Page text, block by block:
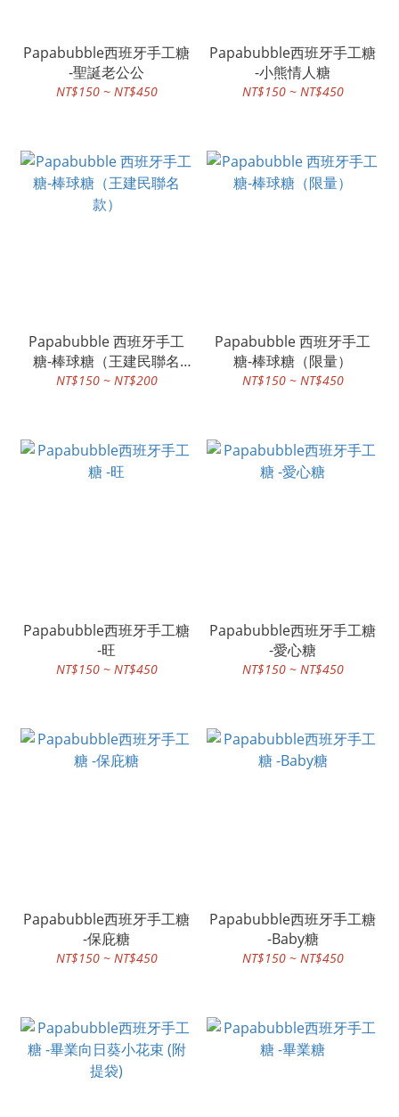
Papabubble西班牙手工糖
-聖誕老公公
NT$150 ~ NT$450
Papabubble西班牙手工糖
-小熊情人糖
NT$150 ~ NT$450
Papabubble 西班牙手工
糖-棒球糖（王建民聯名
款）
NT$150 ~ NT$200
Papabubble 西班牙手工
糖-棒球糖（限量）
NT$150 ~ NT$450
Papabubble西班牙手工糖
-旺
NT$150 ~ NT$450
Papabubble西班牙手工糖
-愛心糖
NT$150 ~ NT$450
Papabubble西班牙手工糖
-保庇糖
NT$150 ~ NT$450
Papabubble西班牙手工糖
-Baby糖
NT$150 ~ NT$450